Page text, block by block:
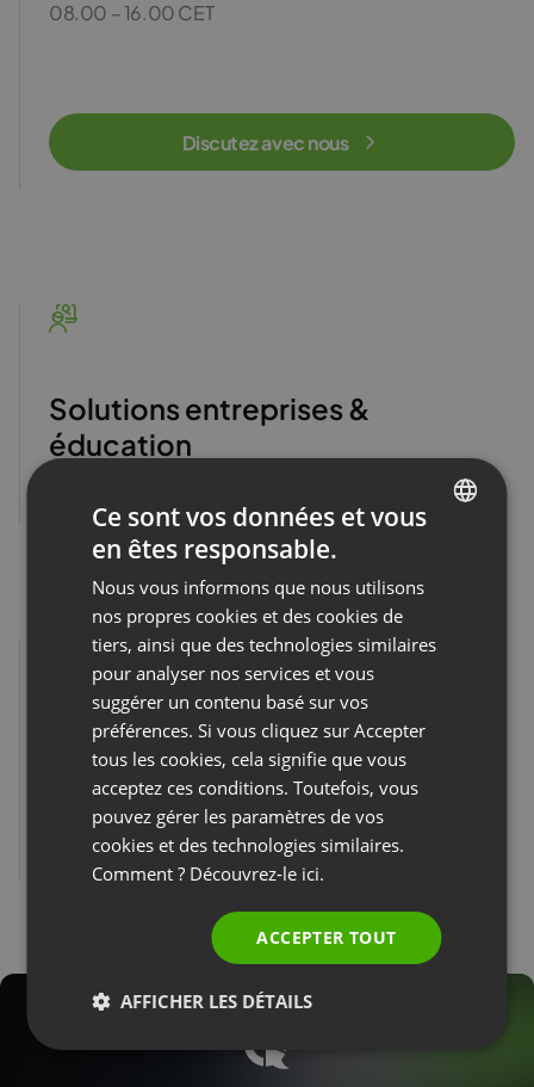
08.00 – 16.00 CET
Discutez avec nous
Solutions entreprises &
éducation
RP et partenariats
pr@clickmeeting.com
partnership@clickmeeting.com
FRENCH
GERMAN
SPANISH
PORTUGUESE
Ce sont vos données et vous
en êtes responsable.
Nous vous informons que nous utilisons
nos propres cookies et des cookies de
tiers, ainsi que des technologies similaires
pour analyser nos services et vous
suggérer un contenu basé sur vos
préférences. Si vous cliquez sur Accepter
tous les cookies, cela signifie que vous
acceptez ces conditions. Toutefois, vous
pouvez gérer les paramètres de vos
cookies et des technologies similaires.
Comment ? Découvrez-le ici.
ACCEPTER TOUT
AFFICHER LES DÉTAILS